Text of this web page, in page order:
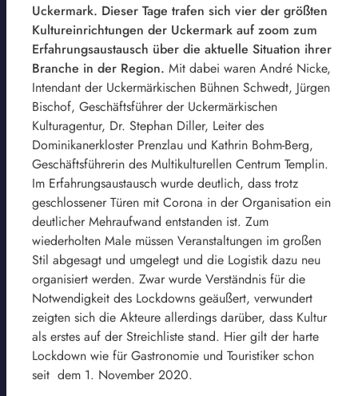
Uckermark. Dieser Tage trafen sich vier der größten
Kultureinrichtungen der Uckermark auf zoom zum
Erfahrungsaustausch über die aktuelle Situation ihrer
Branche in der Region. Mit dabei waren André Nicke,
Intendant der Uckermärkischen Bühnen Schwedt, Jürgen
Bischof, Geschäftsführer der Uckermärkischen
Kulturagentur, Dr. Stephan Diller, Leiter des
Dominikanerkloster Prenzlau und Kathrin Bohm-Berg,
Geschäftsführerin des Multikulturellen Centrum Templin.
Im Erfahrungsaustausch wurde deutlich, dass trotz
geschlossener Türen mit Corona in der Organisation ein
deutlicher Mehraufwand entstanden ist. Zum
wiederholten Male müssen Veranstaltungen im großen
Stil abgesagt und umgelegt und die Logistik dazu neu
organisiert werden. Zwar wurde Verständnis für die
Notwendigkeit des Lockdowns geäußert, verwundert
zeigten sich die Akteure allerdings darüber, dass Kultur
als erstes auf der Streichliste stand. Hier gilt der harte
Lockdown wie für Gastronomie und Touristiker schon
seit dem 1. November 2020.